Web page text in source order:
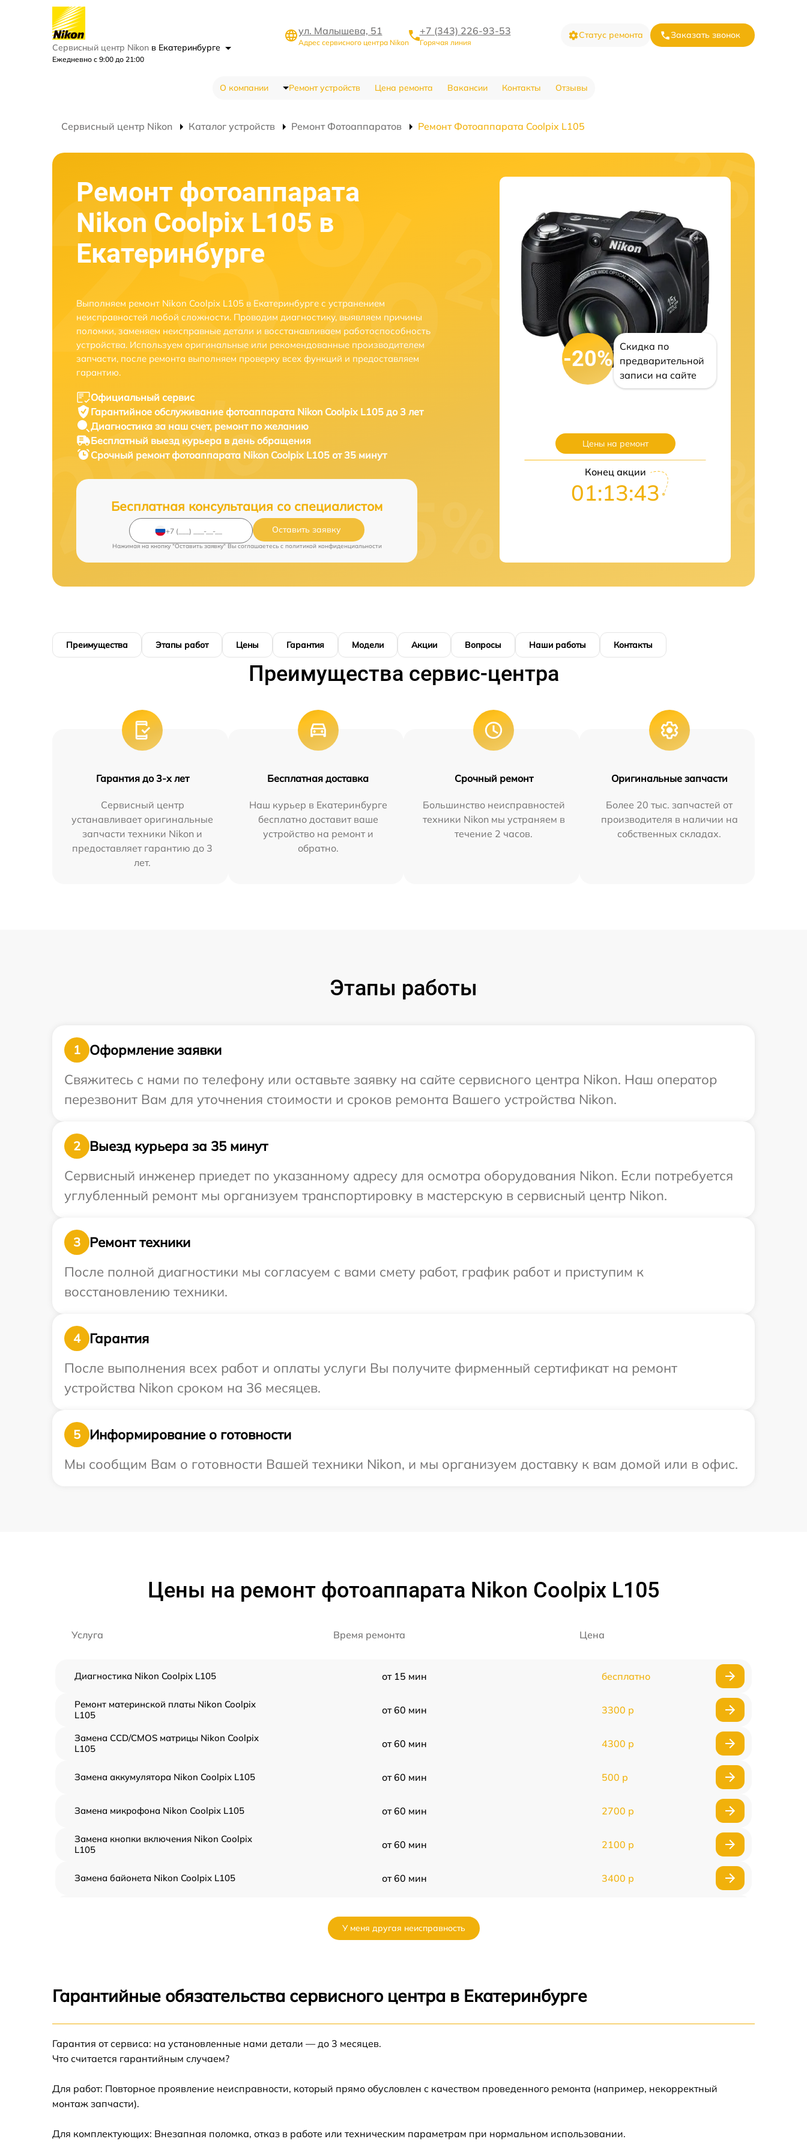
Сервисный центр Nikon в Екатеринбурге
Ежедневно с 9:00 до 21:00
ул. Малышева, 51
Адрес сервисного центра Nikon
+7 (343) 226-93-53
Горячая линия
Статус ремонта Заказать звонок
О компании Ремонт устройств Цена ремонта Вакансии Контакты Отзывы
Сервисный центр Nikon Каталог устройств Ремонт Фотоаппаратов Ремонт Фотоаппарата Coolpix L105
Ремонт фотоаппарата
Nikon Coolpix L105 в
Екатеринбурге
Выполняем ремонт Nikon Coolpix L105 в Екатеринбурге с устранением
неисправностей любой сложности. Проводим диагностику, выявляем причины
поломки, заменяем неисправные детали и восстанавливаем работоспособность
устройства. Используем оригинальные или рекомендованные производителем
запчасти, после ремонта выполняем проверку всех функций и предоставляем
гарантию.
Официальный сервис
Гарантийное обслуживание фотоаппарата Nikon Coolpix L105 до 3 лет
Диагностика за наш счет, ремонт по желанию
Бесплатный выезд курьера в день обращения
Срочный ремонтфотоаппарата Nikon Coolpix L105 от 35 минут
Бесплатная консультация со специалистом
Оставить заявку
Нажимая на кнопку "Оставить заявку" Вы соглашаетесь c политикой конфиденциальности
-20%
Скидка по
предварительной
записи на сайте
Цены на ремонт
Конец акции
01:13:41
Преимущества Этапы работ Цены Гарантия Модели Акции Вопросы Наши работы Контакты
Преимущества сервис-центра
Гарантия до 3-х лет
Сервисный центр
устанавливает оригинальные
запчасти техники Nikon и
предоставляет гарантию до 3
лет.
Бесплатная доставка
Наш курьер в Екатеринбурге
бесплатно доставит ваше
устройство на ремонт и
обратно.
Срочный ремонт
Большинство неисправностей
техники Nikon мы устраняем в
течение 2 часов.
Оригинальные запчасти
Более 20 тыс. запчастей от
производителя в наличии на
собственных складах.
Этапы работы
1
Оформление заявки
Свяжитесь с нами по телефону или оставьте заявку на сайте сервисного центра Nikon. Наш оператор
перезвонит Вам для уточнения стоимости и сроков ремонта Вашего устройства Nikon.
2
Выезд курьера за 35 минут
Сервисный инженер приедет по указанному адресу для осмотра оборудования Nikon. Если потребуется
углубленный ремонт мы организуем транспортировку в мастерскую в сервисный центр Nikon.
3
Ремонт техники
После полной диагностики мы согласуем с вами смету работ, график работ и приступим к
восстановлению техники.
4
Гарантия
После выполнения всех работ и оплаты услуги Вы получите фирменный сертификат на ремонт
устройства Nikon сроком на 36 месяцев.
5
Информирование о готовности
Мы сообщим Вам о готовности Вашей техники Nikon, и мы организуем доставку к вам домой или в офис.
Цены на ремонт фотоаппарата Nikon Coolpix L105
Услуга Время ремонта Цена
Диагностика Nikon Coolpix L105 от 15 мин бесплатно
Ремонт материнской платы Nikon Coolpix
L105
от 60 мин 3300 р
Замена CCD/CMOS матрицы Nikon Coolpix
L105
от 60 мин 4300 р
Замена аккумулятора Nikon Coolpix L105 от 60 мин 500 р
Замена микрофона Nikon Coolpix L105 от 60 мин 2700 р
Замена кнопки включения Nikon Coolpix
L105
от 60 мин 2100 р
Замена байонета Nikon Coolpix L105 от 60 мин 3400 р
Замена затвора Nikon Coolpix L105
Замена контроллера питания Nikon Coolpix
У меня другая неисправность
Гарантийные обязательства сервисного центра в Екатеринбурге
Гарантия от сервиса: на установленные нами детали — до 3 месяцев.
Что считается гарантийным случаем?
Для работ: Повторное проявление неисправности, который прямо обусловлен с качеством проведенного ремонта (например, некорректный
монтаж запчасти).
Для комплектующих: Внезапная поломка, отказ в работе или техническим параметрам при нормальном использовании.